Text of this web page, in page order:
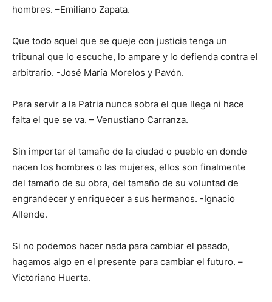
hombres. –Emiliano Zapata.
Que todo aquel que se queje con justicia tenga un
tribunal que lo escuche, lo ampare y lo defienda contra el
arbitrario. -José María Morelos y Pavón.
Para servir a la Patria nunca sobra el que llega ni hace
falta el que se va. – Venustiano Carranza.
Sin importar el tamaño de la ciudad o pueblo en donde
nacen los hombres o las mujeres, ellos son finalmente
del tamaño de su obra, del tamaño de su voluntad de
engrandecer y enriquecer a sus hermanos. -Ignacio
Allende.
Si no podemos hacer nada para cambiar el pasado,
hagamos algo en el presente para cambiar el futuro. –
Victoriano Huerta.